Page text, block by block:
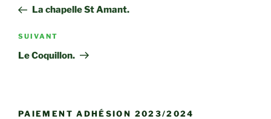
l’article
précédent
La chapelle St Amant.
Article
suivant
SUIVANT
Le Coquillon.
PAIEMENT ADHÉSION 2023/2024